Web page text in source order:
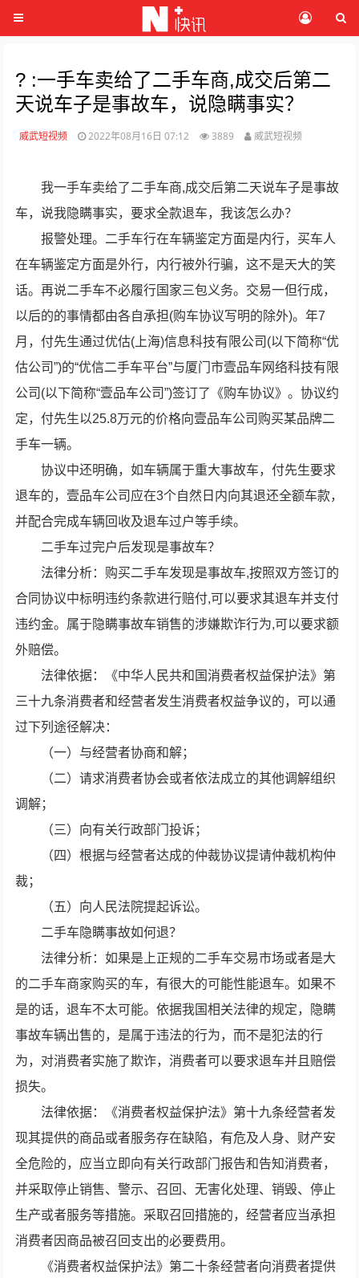
? :一手车卖给了二手车商,成交后第二
天说车子是事故车，说隐瞒事实？
威武短视频 2022年08月16日 07:12 3889 威武短视频
我一手车卖给了二手车商,成交后第二天说车子是事故
车，说我隐瞒事实，要求全款退车，我该怎么办？
报警处理。二手车行在车辆鉴定方面是内行，买车人
在车辆鉴定方面是外行，内行被外行骗，这不是天大的笑
话。再说二手车不必履行国家三包义务。交易一但行成，
以后的的事情都由各自承担(购车协议写明的除外)。年7
月，付先生通过优估(上海)信息科技有限公司(以下简称“优
估公司”)的“优信二手车平台”与厦门市壹品车网络科技有限
公司(以下简称“壹品车公司”)签订了《购车协议》。协议约
定，付先生以25.8万元的价格向壹品车公司购买某品牌二
手车一辆。
协议中还明确，如车辆属于重大事故车，付先生要求
退车的，壹品车公司应在3个自然日内向其退还全额车款，
并配合完成车辆回收及退车过户等手续。
二手车过完户后发现是事故车？
法律分析：购买二手车发现是事故车,按照双方签订的
合同协议中标明违约条款进行赔付,可以要求其退车并支付
违约金。属于隐瞒事故车销售的涉嫌欺诈行为,可以要求额
外赔偿。
法律依据：《中华人民共和国消费者权益保护法》第
三十九条消费者和经营者发生消费者权益争议的，可以通
过下列途径解决：
（一）与经营者协商和解；
（二）请求消费者协会或者依法成立的其他调解组织
调解；
（三）向有关行政部门投诉；
（四）根据与经营者达成的仲裁协议提请仲裁机构仲
裁；
（五）向人民法院提起诉讼。
二手车隐瞒事故如何退？
法律分析：如果是上正规的二手车交易市场或者是大
的二手车商家购买的车，有很大的可能性能退车。如果不
是的话，退车不太可能。依据我国相关法律的规定，隐瞒
事故车辆出售的，是属于违法的行为，而不是犯法的行
为，对消费者实施了欺诈，消费者可以要求退车并且赔偿
损失。
法律依据：《消费者权益保护法》第十九条经营者发
现其提供的商品或者服务存在缺陷，有危及人身、财产安
全危险的，应当立即向有关行政部门报告和告知消费者，
并采取停止销售、警示、召回、无害化处理、销毁、停止
生产或者服务等措施。采取召回措施的，经营者应当承担
消费者因商品被召回支出的必要费用。
《消费者权益保护法》第二十条经营者向消费者提供